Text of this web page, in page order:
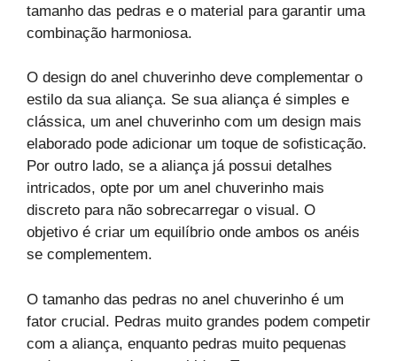
tamanho das pedras e o material para garantir uma
combinação harmoniosa.
O design do anel chuverinho deve complementar o
estilo da sua aliança. Se sua aliança é simples e
clássica, um anel chuverinho com um design mais
elaborado pode adicionar um toque de sofisticação.
Por outro lado, se a aliança já possui detalhes
intricados, opte por um anel chuverinho mais
discreto para não sobrecarregar o visual. O
objetivo é criar um equilíbrio onde ambos os anéis
se complementem.
O tamanho das pedras no anel chuverinho é um
fator crucial. Pedras muito grandes podem competir
com a aliança, enquanto pedras muito pequenas